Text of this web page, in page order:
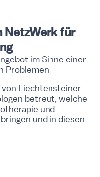
NetzWerk für
im Sinne einer
Problemen.
Liechtensteiner
betreut, welche
und
und in diesen